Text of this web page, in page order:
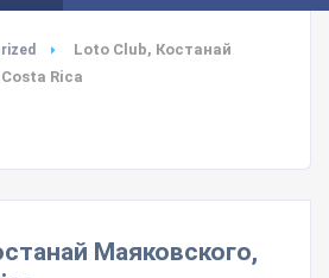
Loto Club, Костанай
Rica
Маяковского,